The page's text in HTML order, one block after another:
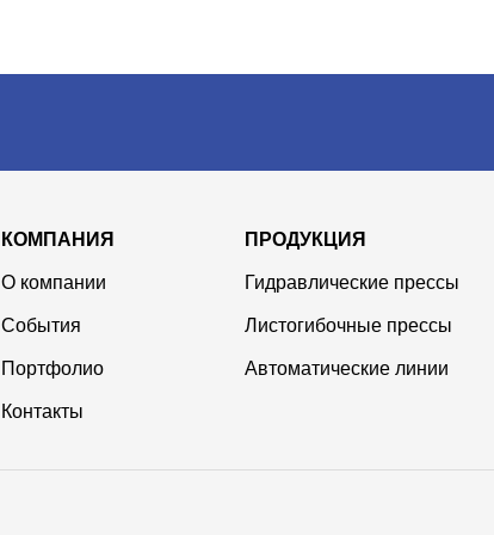
КОМПАНИЯ
О компании
События
Портфолио
Контакты
ПРОДУКЦИЯ
Гидравлические прессы
Листогибочные прессы
Автоматические линии